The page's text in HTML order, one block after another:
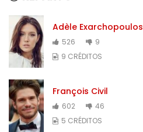
Adèle Exarchopoulos
526
9
9 CRÉDITOS
François Civil
602
46
5 CRÉDITOS